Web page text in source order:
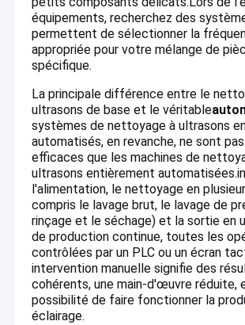
À propos de nous
Visite d'usine
Contactez-nous
Nouvelles
Décapant ultrasonique de pièces
Décapant ultrasonique d'arme à feu
Décapant ultrasonique de carburateur
équipements, recherchez des
permettent de sélectionner la
appropriée pour votre mélange de
spécifique.
La principale différence entre le
ultrasons de base et le véritable
systèmes de nettoyage à ultrasons
automatisés, en revanche, ne sont
efficaces que les machines de
ultrasons entièrement
l'alimentation, le nettoyage en
compris le lavage brut, le lavage de
rinçage et le séchage) et la sortie en
de production continue, toutes les
contrôlées par un PLC ou un écran
intervention manuelle signifie des
cohérents, une main-d'œuvre réduite,
possibilité de faire fonctionner la
éclairage.
non standard sur mesure adaptés aux
uniques.
Grâce à la confiance et au soutien à long
nous continuons d'innover et visons à offrir
équipements ¢ nous fournissons des
nettoyage qui aident nos partenaires à réussir.
Pour les distributeurs
Nous offrons des équipements de haute
solutions de nettoyage complètes couvrant
de nettoyage par ultrasons, y compris mais
Nettoyeur de pièces à ultrasons
Nettoyeur de pistolet à ultrasons
Nettoyeur de glucides par ultrasons
Nettoyeur à ultrasons industriel
Nettoyeur à ultrasons pour automobile
Machine à nettoyer les bijoux par ultrasons
Nettoyeur dentaire à ultrasons
Nettoyeur à ultrasons pour électronique
Nettoyeur de moteur à ultrasons
Nettoyeur à ultrasons médical
Nettoyeur à ultrasons de laboratoire
Nettoyeur à ultrasons numérique / mécanique